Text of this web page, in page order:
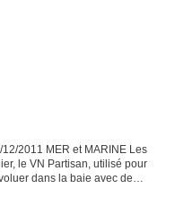
2011 MER et MARINE Les
le VN Partisan, utilisé pour
dans la baie avec de